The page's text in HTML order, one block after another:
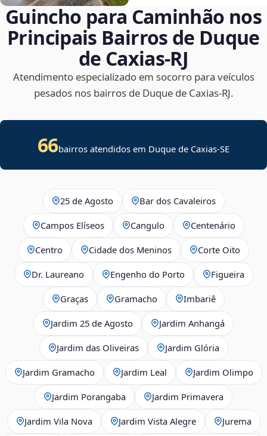
Guincho para Caminhão nos
Principais Bairros de Duque
de Caxias‑RJ
Atendimento especializado em socorro para veículos
pesados nos bairros de Duque de Caxias‑RJ.
66bairros atendidos em Duque de Caxias-SE
25 de Agosto Bar dos Cavaleiros
Campos Elíseos Cangulo Centenário
Centro Cidade dos Meninos Corte Oito
Dr. Laureano Engenho do Porto Figueira
Graças Gramacho Imbariê
Jardim 25 de Agosto Jardim Anhangá
Jardim das Oliveiras Jardim Glória
Jardim Gramacho Jardim Leal Jardim Olimpo
Jardim Porangaba Jardim Primavera
Jardim Vila Nova Jardim Vista Alegre Jurema